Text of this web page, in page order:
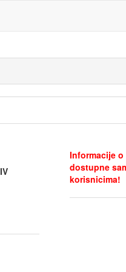
Informacije
dostupne
korisnicima!